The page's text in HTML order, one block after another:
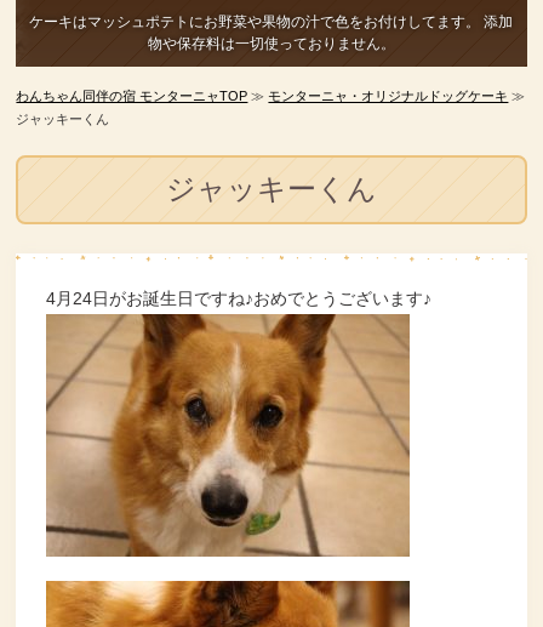
ケーキはマッシュポテトにお野菜や果物の汁で色をお付けしてます。
添加
物や保存料は一切使っておりません。
わんちゃん同伴の宿 モンターニャTOP ≫モンターニャ・オリジナルドッグケーキ ≫
ジャッキーくん
ジャッキーくん
4月24日がお誕生日ですね♪おめでとうございます♪